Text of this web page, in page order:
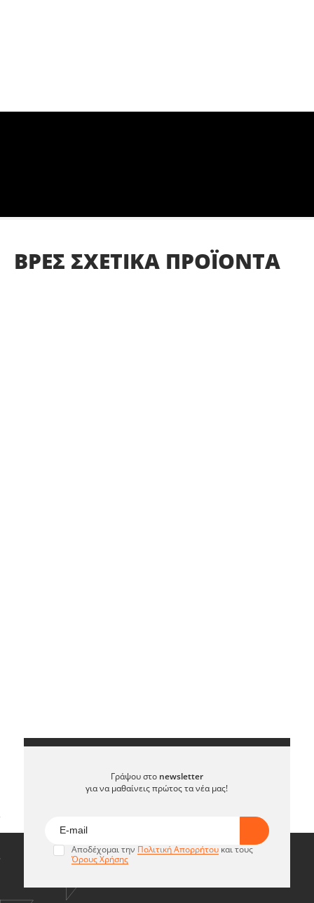
ΒΡΕΣ ΣΧΕΤΙΚΑ ΠΡΟΪΟΝΤΑ
Γράψου στο newsletter
για να μαθαίνεις πρώτος τα νέα μας!
Αποδέχομαι την Πολιτική Απορρήτουκαι τους
Όρους Χρήσης